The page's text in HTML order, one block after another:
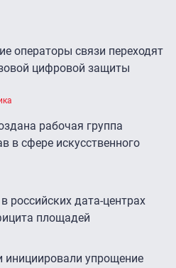
операторы связи переходят
цифровой защиты
рабочая группа
в сфере искусственного
российских дата-центрах
площадей
инициировали упрощение